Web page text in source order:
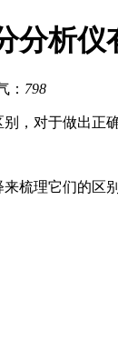
分析仪
： 798
别，对于做出正
梳理它们的区